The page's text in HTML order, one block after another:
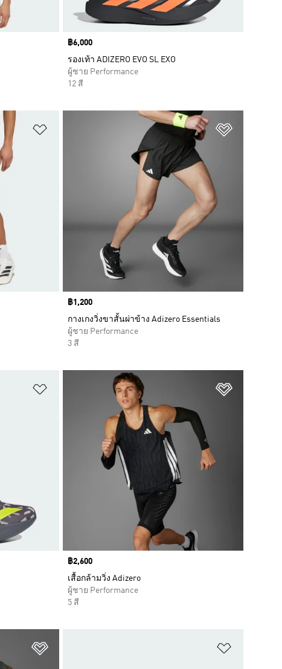
Price
฿6,000
รองเท้า ADIZERO EVO SL EXO
ผู้ชาย Performance
12 สี
เพิ่มไปยังรายการสินค้าโปรด
Price
฿1,200
กางเกงวิ่งขาสั้นผ่าข้าง Adizero Essentials
ผู้ชาย Performance
3 สี
เพิ่มไปยังรายการสินค้าโปรด
Price
฿2,600
เสื้อกล้ามวิ่ง Adizero
ผู้ชาย Performance
5 สี